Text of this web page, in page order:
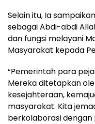
Selain itu, Ia
sebagai Abdi-abdi
dan fungsi melayani
Masyarakat kepada
“Pemerintah para
Mereka ditetapkan
kesejahteraan,
masyarakat. Kita
berkolaborasi dengan